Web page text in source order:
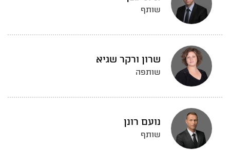
שותף
שרון ורקר שגיא
שותפה
נועם רונן
שותף